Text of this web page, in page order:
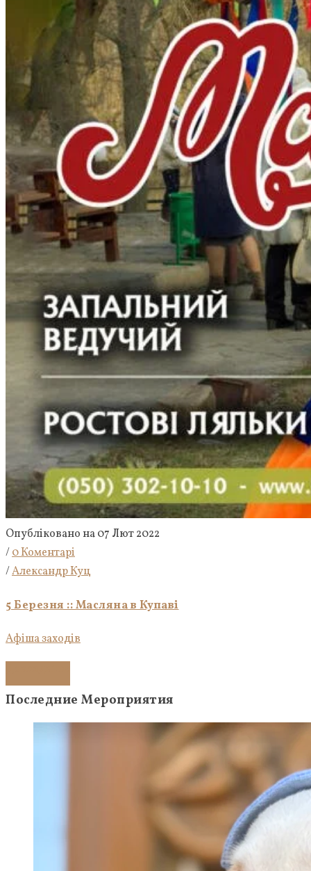
Опубліковано на 07 Лют 2022
/0 Коментарі
/Александр Куц
5 Березня :: Масляна в Купаві
Афіша заходів
Последние Мероприятия